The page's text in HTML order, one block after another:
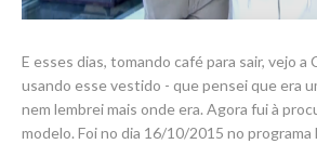
E esses dias, tomando café para sair, vejo a
usando esse vestido - que pensei que era
nem lembrei mais onde era. Agora fui à
modelo. Foi no dia 16/10/2015 no programa